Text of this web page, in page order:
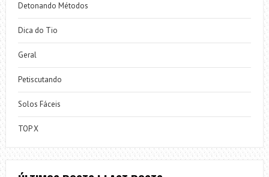
Detonando Métodos
Dica do Tio
Geral
Petiscutando
Solos Fáceis
TOP X